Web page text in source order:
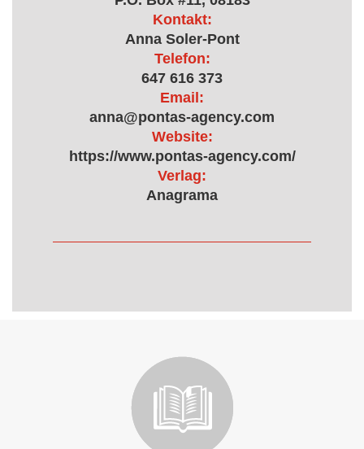
Kontakt:
Anna Soler-Pont
Telefon:
647 616 373
Email:
anna@pontas-agency.com
Website:
https://www.pontas-agency.com/
Verlag:
Anagrama